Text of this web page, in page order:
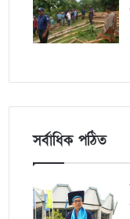
সর্বাধিক পঠিত